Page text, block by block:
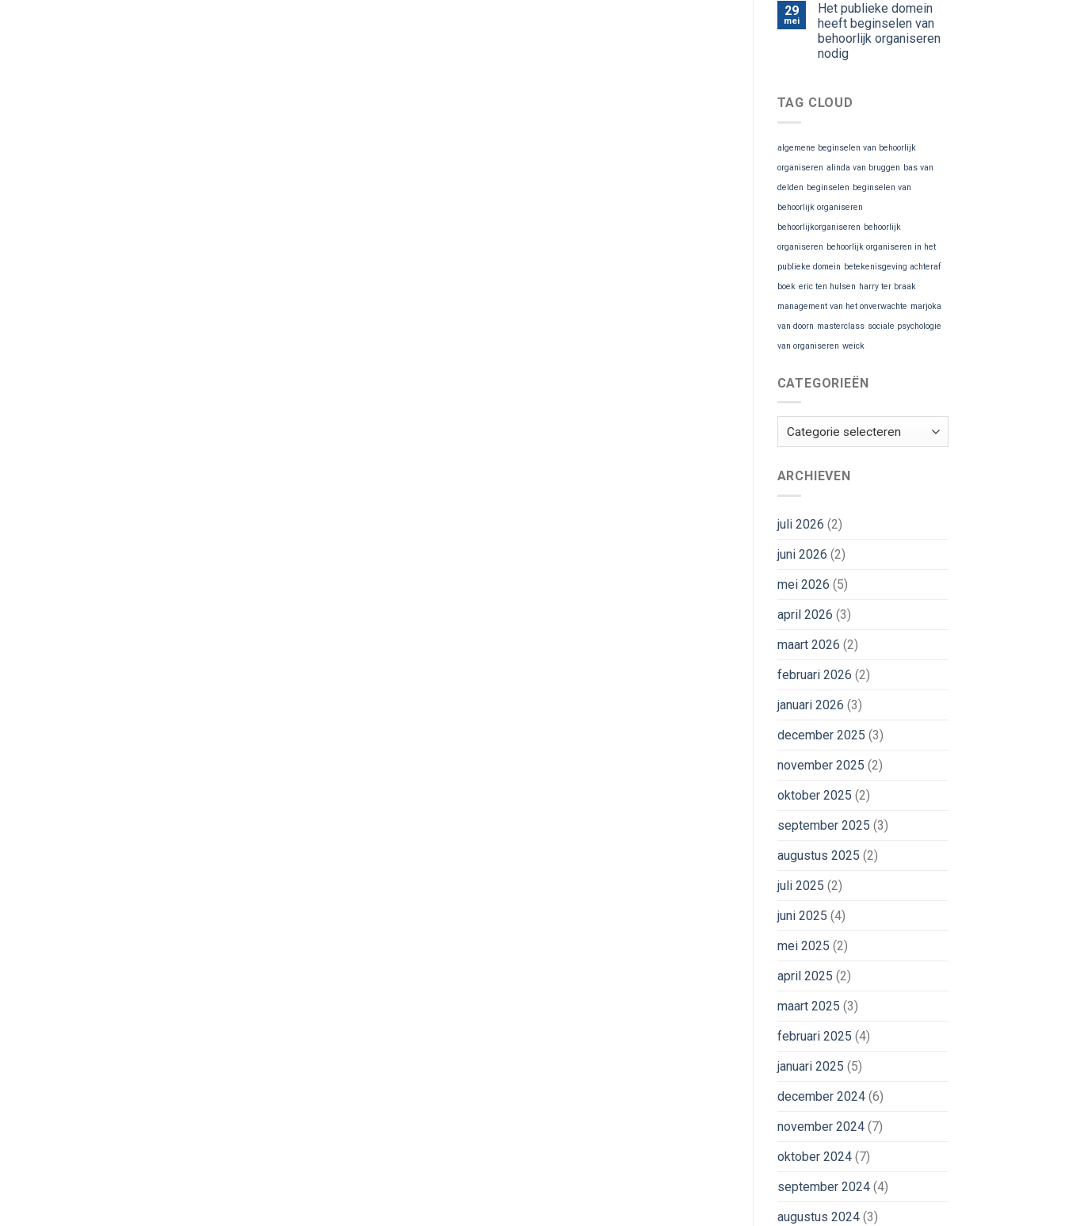
29
mei
Het publieke domein
heeft beginselen van
behoorlijk organiseren
nodig
TAG CLOUD
algemene beginselen van behoorlijk
organiseren alinda van bruggen bas van
delden beginselen beginselen van
behoorlijk organiseren
behoorlijkorganiseren behoorlijk
organiseren behoorlijk organiseren in het
publieke domein betekenisgeving achteraf
boek eric ten hulsen harry ter braak
management van het onverwachte marjoka
van doorn masterclass sociale psychologie
van organiseren weick
CATEGORIEËN
Categorieën
ARCHIEVEN
juli 2026 (2)
juni 2026 (2)
mei 2026 (5)
april 2026 (3)
maart 2026 (2)
februari 2026 (2)
januari 2026 (3)
december 2025 (3)
november 2025 (2)
oktober 2025 (2)
september 2025 (3)
augustus 2025 (2)
juli 2025 (2)
juni 2025 (4)
mei 2025 (2)
april 2025 (2)
maart 2025 (3)
februari 2025 (4)
januari 2025 (5)
december 2024(6)
november 2024(7)
oktober 2024(7)
september 2024(4)
augustus 2024(3)